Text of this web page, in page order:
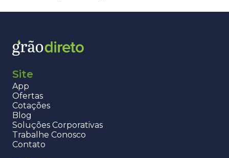
Site
App
Ofertas
Cotações
Blog
Soluções Corporativas
Trabalhe Conosco
Contato